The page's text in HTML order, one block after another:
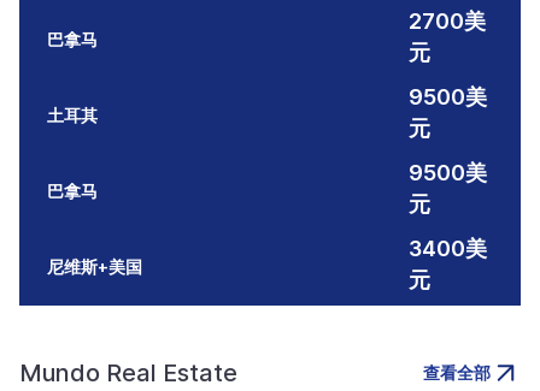
巴拿马
2700美
元
土耳其
9500美
元
巴拿马
9500美
元
尼维斯+美国
3400美
元
Mundo Real Estate 查看全部